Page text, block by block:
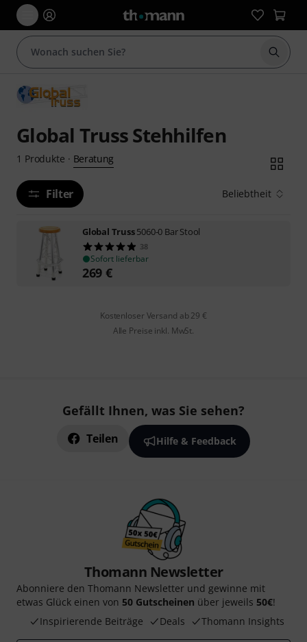
Suche
Global Truss Stehhilfen
1 Produkte · Beratung
Filter Beliebtheit
Global Truss5060-0 Bar Stool
38
Sofort lieferbar
269 €
Kostenloser Versand ab 29 €
Alle Preise inkl. MwSt.
Gefällt Ihnen, was Sie sehen?
Teilen Hilfe & Feedback
Thomann Newsletter
Abonniere den Thomann Newsletter und gewinne mit
etwas Glück einen von 50 Gutscheinen über jeweils 50€!
Inspirierende Beiträge
Deals Thomann Insights